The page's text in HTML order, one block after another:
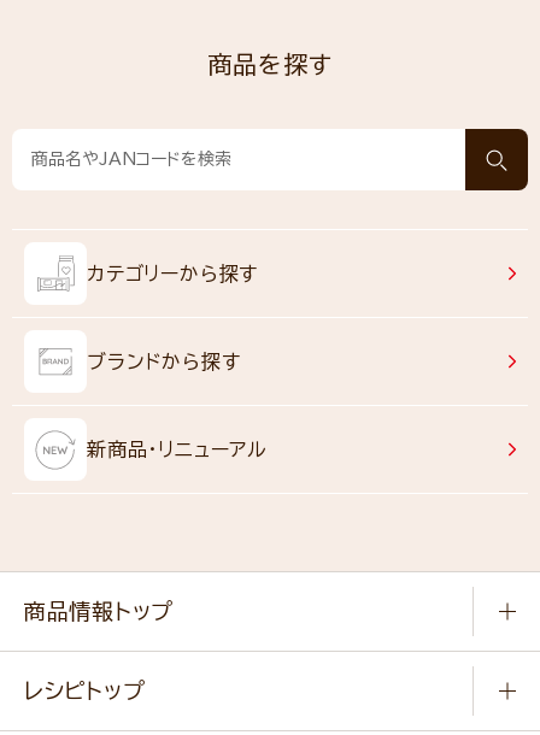
商品を探す
カテゴリーから探す
ブランドから探す
新商品・リニューアル
商品情報トップ
レシピトップ